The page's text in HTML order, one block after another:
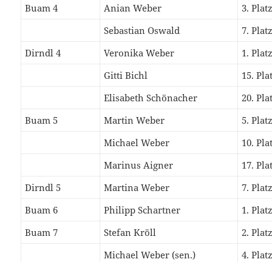
Buam 4
Anian Weber
3.
Sebastian Oswald
7.
Dirndl 4
Veronika Weber
1.
Gitti Bichl
15.
Elisabeth Schönacher
20.
Buam 5
Martin Weber
5.
Michael Weber
10.
Marinus Aigner
17.
Dirndl 5
Martina Weber
7.
Buam 6
Philipp Schartner
1.
Buam 7
Stefan Kröll
2.
Michael Weber (sen.)
4.